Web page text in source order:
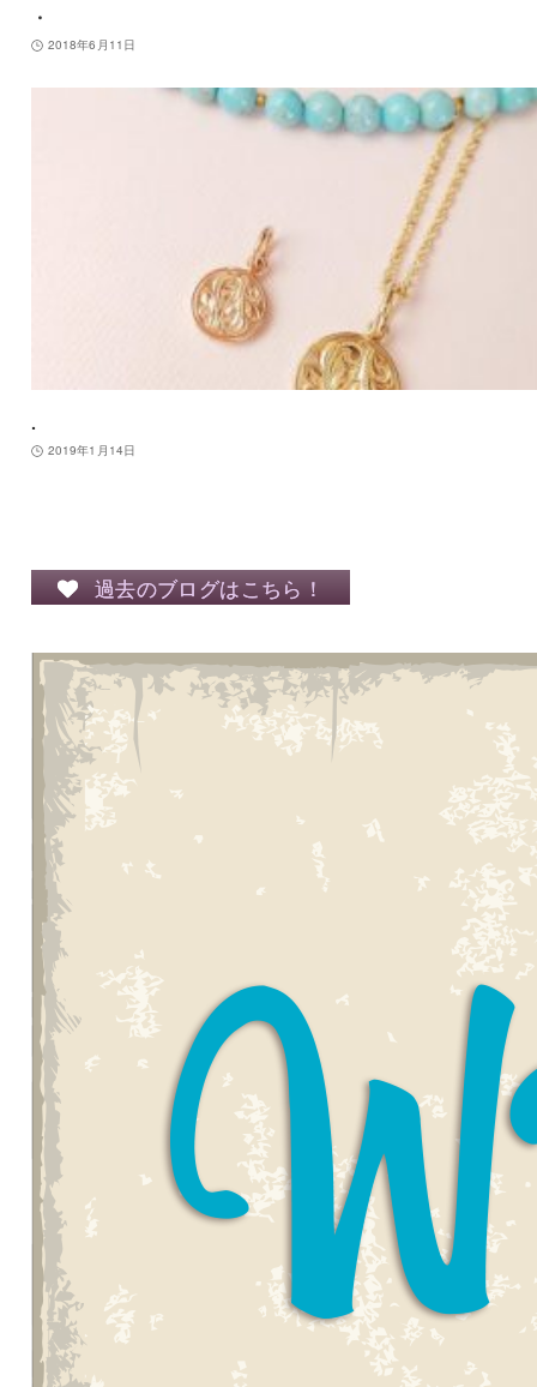
・
2018年6月11日
.
2019年1月14日
過去のブログはこちら！